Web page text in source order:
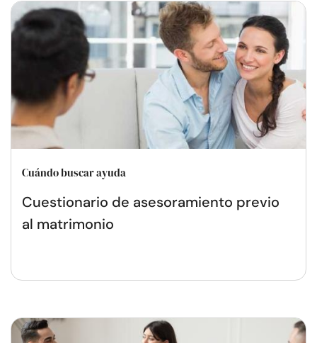
Cuándo buscar ayuda
Cuestionario de asesoramiento previo
al matrimonio